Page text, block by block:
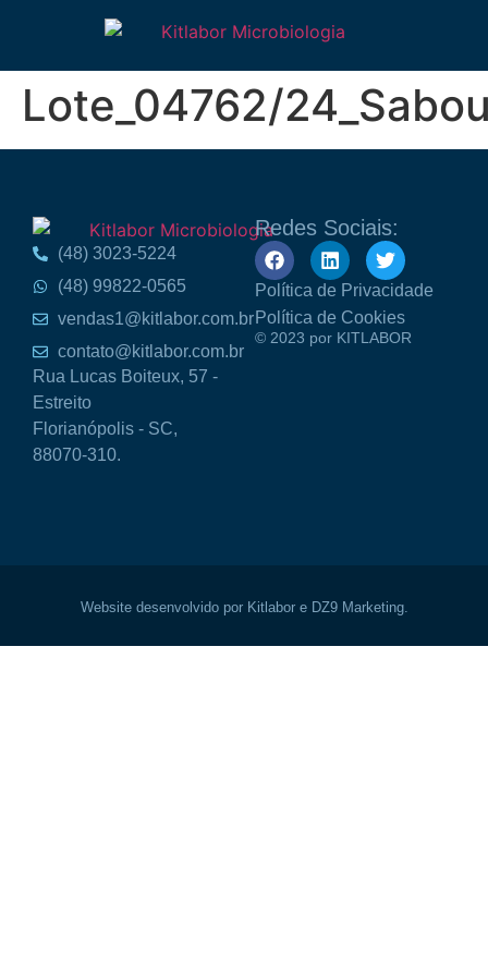
Lote_04762/
(48) 3023-5224
(48) 99822-0565
vendas1@kitlabor.com.br
contato@kitlabor.com.br
Rua Lucas Boiteux, 57 -
Estreito
Florianópolis - SC,
88070-310.
Redes Sociais:
Política de Privacidade
Política de Cookies
© 2023 por KITLABOR
Website desenvolvido por Kitlabor e DZ9 Marketing.